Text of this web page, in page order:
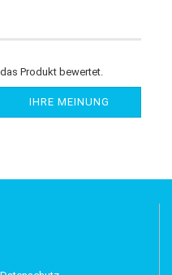
Produkt bewertet.
IHRE MEINUNG